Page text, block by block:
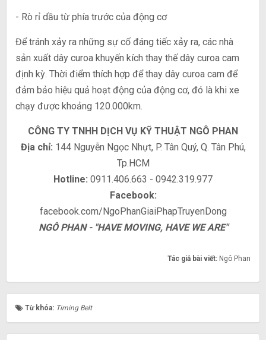
- Rò rỉ dầu từ phía trước của động cơ
Để tránh xảy ra những sự cố đáng tiếc xảy ra, các nhà
sản xuất dây curoa khuyến kích thay thế dây curoa cam
định kỳ. Thời điểm thích hợp để thay dây curoa cam để
đảm bảo hiệu quả hoạt động của động cơ, đó là khi xe
chạy được khoảng 120.000km.
CÔNG TY TNHH DỊCH VỤ KỸ THUẬT NGÔ PHAN
Địa chỉ: 144 Nguyễn Ngọc Nhựt, P. Tân Quý, Q. Tân Phú,
Tp.HCM
Hotline: 0911.406.663 - 0942.319.977
Facebook:
facebook.com/NgoPhanGiaiPhapTruyenDong
NGÔ PHAN - "HAVE MOVING, HAVE WE ARE"
Tác giả bài viết: Ngô Phan
Từ khóa: Timing Belt